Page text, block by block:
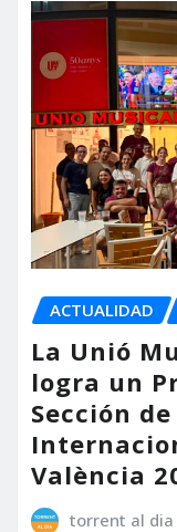
ACTUALIDAD
La Unió
logra un
Sección
València
torrent al dia